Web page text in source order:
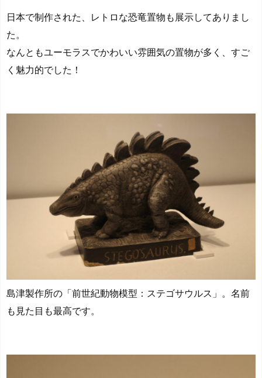
日本で制作された、レトロな恐竜置物も展示してありまし
た。
なんともユーモラスでかわいい雰囲気の置物が多く、すご
く魅力的でした！
島津製作所の「前世紀動物模型：ステゴサウルス」。名前
も見た目も最高です。